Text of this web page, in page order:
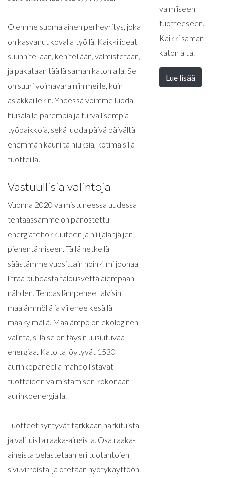
Olemme suomalainen perheyritys, joka
on kasvanut kovalla työllä. Kaikki ideat
suunnitellaan, kehitellään, valmistetaan,
ja pakataan täällä saman katon alla. Se
on suuri voimavara niin meille, kuin
asiakkaillekin. Yhdessä voimme luoda
hiusalalle parempia ja turvallisempia
työpaikkoja, sekä luoda päivä päivältä
enemmän kauniita hiuksia, kotimaisilla
tuotteilla.
Vastuullisia valintoja
Vuonna 2020 valmistuneessa uudessa
tehtaassamme on panostettu
energiatehokkuuteen ja hiilijalanjäljen
pienentämiseen. Tällä hetkellä
säästämme vuosittain noin 4 miljoonaa
litraa puhdasta talousvettä aiempaan
nähden. Tehdas lämpenee talvisin
maalämmöllä ja viilenee kesällä
maakylmällä. Maalämpö on ekologinen
valinta, sillä se on täysin uusiutuvaa
energiaa. Katolta löytyvät 1530
aurinkopaneelia mahdollistavat
tuotteiden valmistamisen kokonaan
aurinkoenergialla.
Tuotteet syntyvät tarkkaan harkituista
ja valituista raaka-aineista. Osa raaka-
aineista pelastetaan eri tuotantojen
sivuvirroista, ja otetaan hyötykäyttöön.
valmiiseen
tuotteeseen.
Kaikki saman
katon alta.
Lue lisää